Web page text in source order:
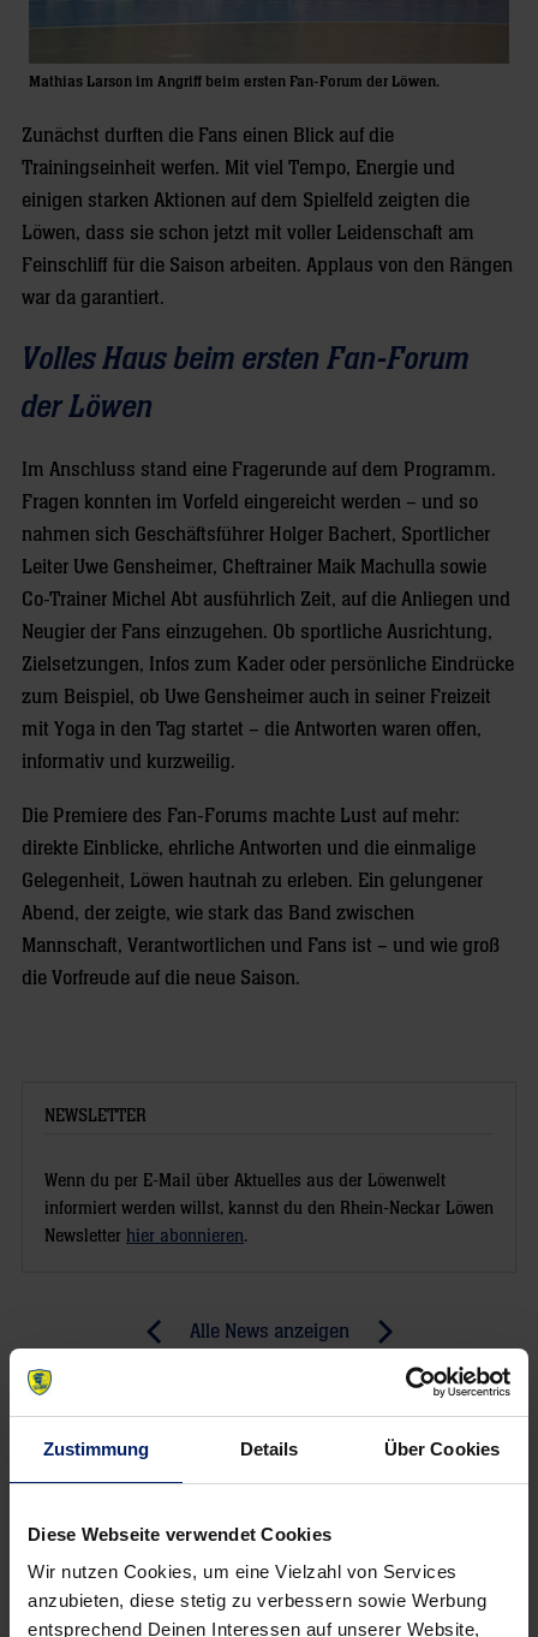
Zustimmung Details Über Cookies
Diese Webseite verwendet Cookies
Wir nutzen Cookies, um eine Vielzahl von Services
anzubieten, diese stetig zu verbessern sowie Werbung
entsprechend Deinen Interessen auf unserer Website,
Mathias Larson im Angriff beim ersten Fan-Forum der Löwen.
Zunächst durften die Fans einen Blick auf die
Trainingseinheit werfen. Mit viel Tempo, Energie und
einigen starken Aktionen auf dem Spielfeld zeigten die
Löwen, dass sie schon jetzt mit voller Leidenschaft am
Feinschliff für die Saison arbeiten. Applaus von den Rängen
war da garantiert.
Volles Haus beim ersten Fan-Forum
der Löwen
Im Anschluss stand eine Fragerunde auf dem Programm.
Fragen konnten im Vorfeld eingereicht werden – und so
nahmen sich Geschäftsführer Holger Bachert, Sportlicher
Leiter Uwe Gensheimer, Cheftrainer Maik Machulla sowie
Co-Trainer Michel Abt ausführlich Zeit, auf die Anliegen und
Neugier der Fans einzugehen. Ob sportliche Ausrichtung,
Zielsetzungen, Infos zum Kader oder persönliche Eindrücke
zum Beispiel, ob Uwe Gensheimer auch in seiner Freizeit
mit Yoga in den Tag startet – die Antworten waren offen,
informativ und kurzweilig.
Die Premiere des Fan-Forums machte Lust auf mehr:
direkte Einblicke, ehrliche Antworten und die einmalige
Gelegenheit, Löwen hautnah zu erleben. Ein gelungener
Abend, der zeigte, wie stark das Band zwischen
Mannschaft, Verantwortlichen und Fans ist – und wie groß
die Vorfreude auf die neue Saison.
NEWSLETTER
Wenn du per E-Mail über Aktuelles aus der Löwenwelt
informiert werden willst, kannst du den Rhein-Neckar Löwen
Newsletter hier abonnieren.
Starker
Ligaauftakt
Alle News anzeigen
News:
Pokalkracher
im
SNP
terminiert